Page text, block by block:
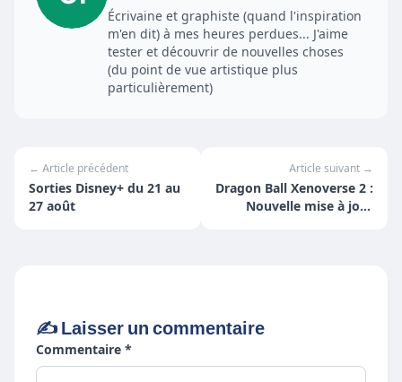
Écrivaine et graphiste (quand l'inspiration
m'en dit) à mes heures perdues... J'aime
tester et découvrir de nouvelles choses
(du point de vue artistique plus
particulièrement)
← Article précédent
Sorties Disney+ du 21 au
27 août
Article suivant →
Dragon Ball Xenoverse 2 :
Nouvelle mise à jour
✍️ Laisser un commentaire
Commentaire *